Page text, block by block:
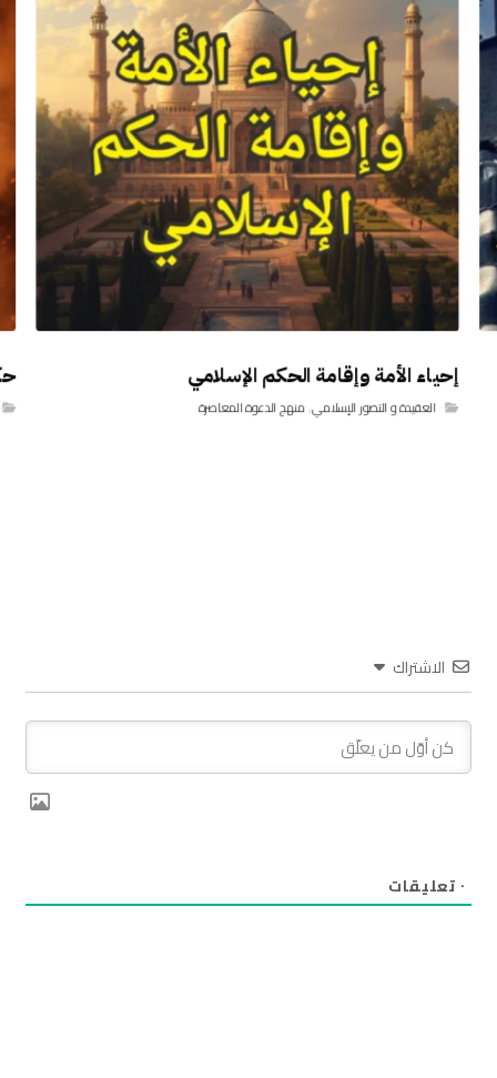
إحياء الأمة وإقامة الحكم الإسلامي
العقيدة و التصور الإسلامي,منهج الدعوة المعاصرة
الاشتراك
٠ تعليقات